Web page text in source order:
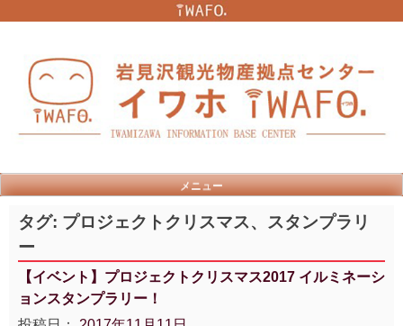
メニュー
タグ: プロジェクトクリスマス、スタンプラリ
ー
【イベント】プロジェクトクリスマス2017 イルミネーシ
ョンスタンプラリー！